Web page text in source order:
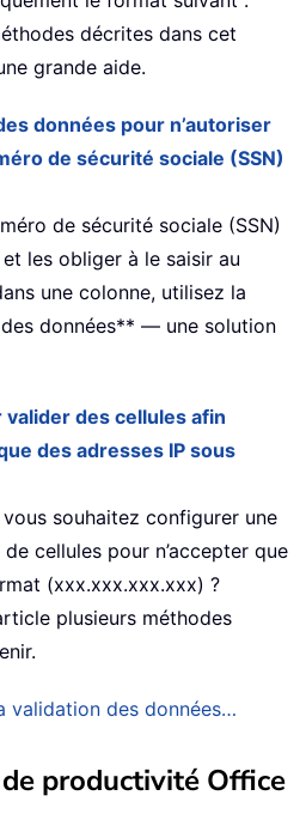
décrites dans cet
grande aide.
données pour n’autoriser
de sécurité sociale (SSN)
de sécurité sociale (SSN)
les obliger à le saisir au
une colonne, utilisez la
données** — une solution
des cellules afin
des adresses IP sous
souhaitez configurer une
cellules pour n’accepter que
(xxx.xxx.xxx.xxx) ?
plusieurs méthodes
validation des données…
productivité Office